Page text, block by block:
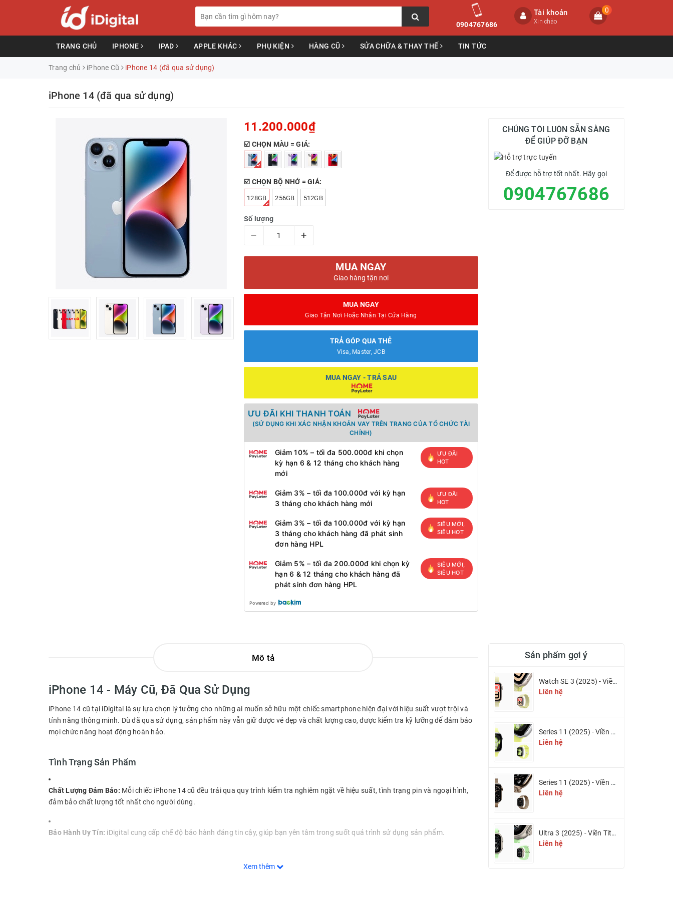
0904767686
Tài khoản
Xin chào
0
TRANG CHỦ IPHONE IPAD APPLE KHÁC PHỤ KIỆN HÀNG CŨ SỬA CHỮA & THAY THẾ TIN TỨC
Trang chủ iPhone Cũ iPhone 14 (đã qua sử dụng)
iPhone 14 (đã qua sử dụng)
11.200.000₫
☑️ CHỌN MÀU = GIÁ:
☑️ CHỌN BỘ NHỚ = GIÁ:
128GB 256GB 512GB
Số lượng
– +
MUA NGAY
Giao hàng tận nơi
MUA NGAY
Giao Tận Nơi Hoặc Nhận Tại Cửa Hàng
TRẢ GÓP QUA THẺ
Visa, Master, JCB
MUA NGAY - TRẢ SAU
ƯU ĐÃI KHI THANH TOÁN
(SỬ DỤNG KHI XÁC NHẬN KHOẢN VAY TRÊN TRANG CỦA TỔ CHỨC TÀI
CHÍNH)
Giảm 10% – tối đa 500.000đ khi chọn
kỳ hạn 6 & 12 tháng cho khách hàng
mới
ƯU ĐÃI
HOT
Giảm 3% – tối đa 100.000đ với kỳ hạn
3 tháng cho khách hàng mới
ƯU ĐÃI
HOT
Giảm 3% – tối đa 100.000đ với kỳ hạn
3 tháng cho khách hàng đã phát sinh
đơn hàng HPL
SIÊU MỚI,
SIÊU HOT
Giảm 5% – tối đa 200.000đ khi chọn kỳ
hạn 6 & 12 tháng cho khách hàng đã
phát sinh đơn hàng HPL
SIÊU MỚI,
SIÊU HOT
Powered by
CHÚNG TÔI LUÔN SẴN SÀNG
ĐỂ GIÚP ĐỠ BẠN
Để được hỗ trợ tốt nhất. Hãy gọi
0904767686
Mô tả
iPhone 14 - Máy Cũ, Đã Qua Sử Dụng
iPhone 14 cũ tại iDigital là sự lựa chọn lý tưởng cho những ai muốn sở hữu một chiếc smartphone hiện đại với hiệu suất vượt trội và
tính năng thông minh. Dù đã qua sử dụng, sản phẩm này vẫn giữ được vẻ đẹp và chất lượng cao, được kiểm tra kỹ lưỡng để đảm bảo
mọi chức năng hoạt động hoàn hảo.
Tình Trạng Sản Phẩm
Chất Lượng Đảm Bảo: Mỗi chiếc iPhone 14 cũ đều trải qua quy trình kiểm tra nghiêm ngặt về hiệu suất, tình trạng pin và ngoại hình,
đảm bảo chất lượng tốt nhất cho người dùng.
Bảo Hành Uy Tín: iDigital cung cấp chế độ bảo hành đáng tin cậy, giúp bạn yên tâm trong suốt quá trình sử dụng sản phẩm.
Xem thêm
Sản phẩm gợi ý
Watch SE 3 (2025) - Viền nhôm & Dây cao su
Liên hệ
Series 11 (2025) - Viền nhôm & Dây cao su
Liên hệ
Series 11 (2025) - Viền Titan & Dây Titan Milan (eSIM)
Liên hệ
Ultra 3 (2025) - Viền Titan 49mm (eSIM)
Liên hệ